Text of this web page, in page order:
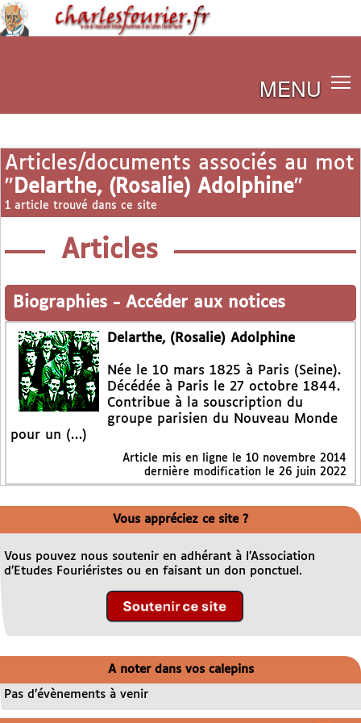
MENU
Articles/documents associés au mot
" Delarthe, (Rosalie) Adolphine"
1 article trouvé dans ce site
Articles
Biographies - Accéder aux notices
Delarthe, (Rosalie) Adolphine
Née le 10 mars 1825 à Paris (Seine).
Décédée à Paris le 27 octobre 1844.
Contribue à la souscription du
groupe parisien du Nouveau Monde
pour un (…)
Article mis en ligne le 10 novembre 2014
dernière modification le 26 juin 2022
Vous appréciez ce site ?
Vous pouvez nous soutenir en adhérant à l’Association
d’Etudes Fouriéristes ou en faisant un don ponctuel.
A noter dans vos calepins
Pas d’évènements à venir